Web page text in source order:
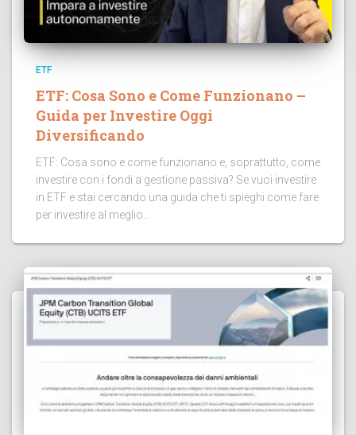
ETF
ETF: Cosa Sono e Come Funzionano –
Guida per Investire Oggi
Diversificando
ETF: Cosa sono e come funzionano e, soprattutto, come
investire con i fondi a gestione passiva? Se vuoi investire
in ETF e stai cercando una guida che ti spieghi come fare
per investire al meglio...